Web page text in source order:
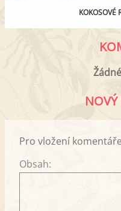
KOKOSOVÉ
Pro vložení
Obsah: